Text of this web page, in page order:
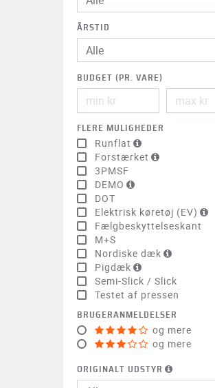
ÅRSTID
BUDGET (PR. VARE)
FLERE MULIGHEDER
Runflat
Forstærket
3PMSF
DEMO
DOT
Elektrisk køretøj (EV)
Fælgbeskyttelseskant
M+S
Nordiske dæk
Pigdæk
Semi-Slick / Slick
Testet af pressen
BRUGERANMELDELSER
og mere
og mere
ORIGINALT UDSTYR